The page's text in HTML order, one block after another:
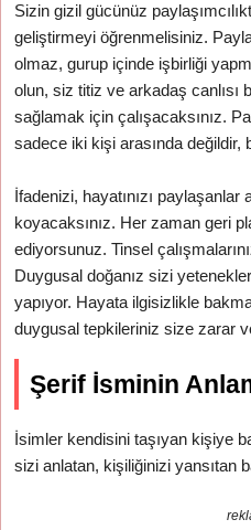
Sizin gizil gücünüz
geliştirmeyi öğrenmelisiniz.
olmaz, gurup içinde işbirliği
olun, siz titiz ve arkadaş canlısı
sağlamak için çalışacaksınız.
sadece iki kişi arasında değildir,
İfadenizi, hayatınızı
koyacaksınız. Her zaman geri
ediyorsunuz. Tinsel
Duygusal doğanız sizi
yapıyor. Hayata ilgisizlikle
duygusal tepkileriniz size zarar
Şerif İsminin
İsimler kendisini taşıyan kişiye
sizi anlatan, kişiliğinizi yansıtan